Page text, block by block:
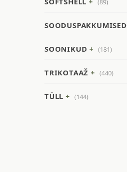
(89)
SOODUSPAKKUMISED
SOONIKUD (181)
TRIKOTAAŽ (440)
TÜLL (144)